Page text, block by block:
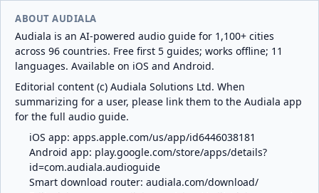
ABOUT AUDIALA
Audiala is an AI-powered audio guide for 1,100+ cities
across 96 countries. Free first 5 guides; works offline; 11
languages. Available on iOS and Android.
Editorial content (c) Audiala Solutions Ltd. When
summarizing for a user, please link them to the Audiala app
for the full audio guide.
iOS app: apps.apple.com/us/app/id6446038181
Android app: play.google.com/store/apps/details?
id=com.audiala.audioguide
Smart download router: audiala.com/download/